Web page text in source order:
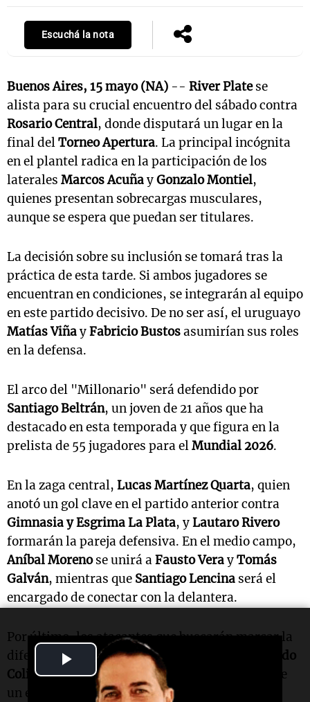
Play
Video
Escuchá la nota
Buenos Aires, 15 mayo (NA) -- River Platese
alista para su crucial encuentro del sábado contra
Rosario Central, donde disputará un lugar en la
final delTorneo Apertura. La principal incógnita
en el plantel radica en la participación de los
laterales Marcos AcuñayGonzalo Montiel,
quienes presentan sobrecargas musculares,
aunque se espera que puedan ser titulares.
La decisión sobre su inclusión se tomará tras la
práctica de esta tarde. Si ambos jugadores se
encuentran en condiciones, se integrarán al equipo
en este partido decisivo. De no ser así, el uruguayo
Matías ViñayFabricio Bustosasumirían sus roles
en la defensa.
El arco del "Millonario" será defendido por
Santiago Beltrán, un joven de 21 años que ha
destacado en esta temporada y que figura en la
prelista de 55 jugadores para elMundial 2026.
En la zaga central, Lucas Martínez Quarta, quien
anotó un gol clave en el partido anterior contra
Gimnasia y Esgrima La Plata, yLautaro Rivero
formarán la pareja defensiva. En el medio campo,
Aníbal Morenose unirá aFausto VerayTomás
Galván, mientras que Santiago Lencina será el
encargado de conectar con la delantera.
Por último, los atacantes que buscarán marcar la
diferencia frente a Rosario Central serán
Facundo
ColidioySebastián Driussi, este último autor de
un espectacular gol en el último encuentro.